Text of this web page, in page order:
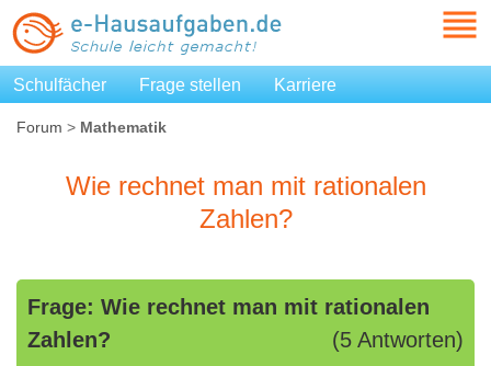
Schulfächer Frage stellen Karriere
Forum > Mathematik
Wie rechnet man mit rationalen
Zahlen?
Frage: Wie rechnet man mit rationalen
Zahlen?
(5 Antworten)